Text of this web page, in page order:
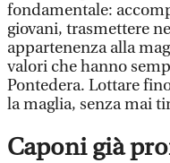
fondamentale:
giovani, trasmettere
appartenenza alla
valori che hanno
Pontedera. Lottare
la maglia, senza mai
Caponi già